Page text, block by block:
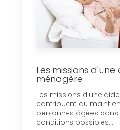
Les missions d'une
ménagère
Les missions d'une
contribuent au
personnes âgées dans
conditions possibles....